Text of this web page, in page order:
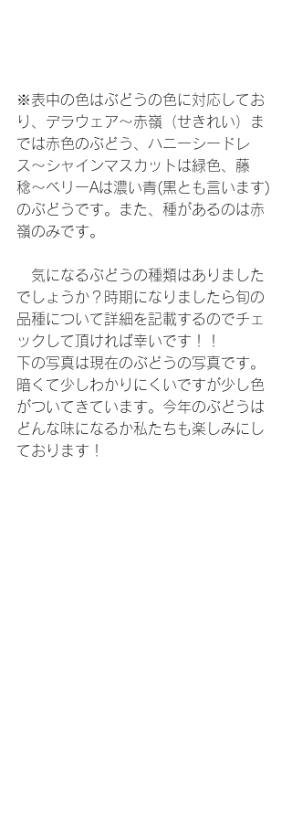
※表中の色はぶどうの色に対応してお
り、デラウェア〜赤嶺（せきれい）ま
では赤色のぶどう、ハニーシードレ
ス〜シャインマスカットは緑色、藤
稔〜ベリーAは濃い青(黒とも言います)
のぶどうです。また、種があるのは赤
嶺のみです。
気になるぶどうの種類はありました
でしょうか？時期になりましたら旬の
品種について詳細を記載するのでチェ
ックして頂ければ幸いです！！
下の写真は現在のぶどうの写真です。
暗くて少しわかりにくいですが少し色
がついてきています。今年のぶどうは
どんな味になるか私たちも楽しみにし
ております！